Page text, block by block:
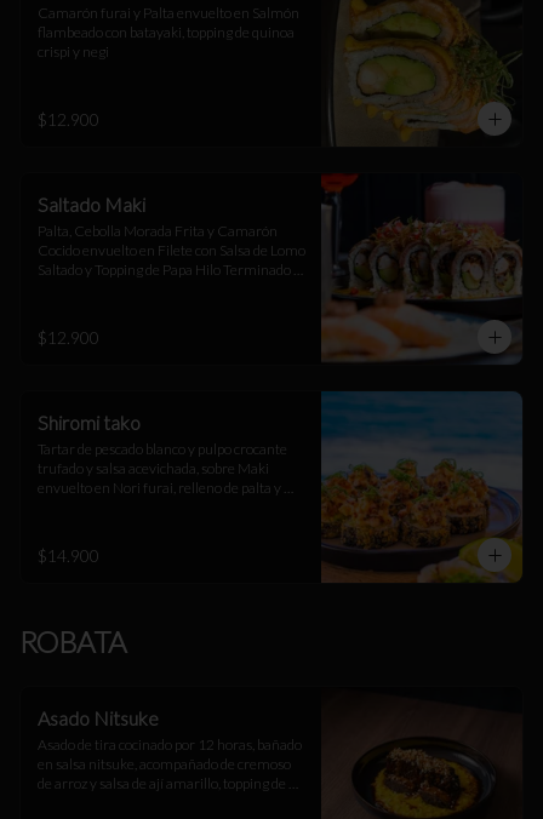
Camarón furai y Palta envuelto en Salmón
flambeado con batayaki, topping de quinoa
crispi y negi
$12.900
Saltado Maki
Palta, Cebolla Morada Frita y Camarón
Cocido envuelto en Filete con Salsa de Lomo
Saltado y Topping de Papa Hilo Terminado
$12.900
Shiromi tako
Tartar de pescado blanco y pulpo crocante
trufado y salsa acevichada, sobre Maki
envuelto en Nori furai, relleno de palta y
$14.900
ROBATA
Asado Nitsuke
Asado de tira cocinado por 12 horas, bañado
en salsa nitsuke, acompañado de cremoso
de arroz y salsa de ají amarillo, topping de